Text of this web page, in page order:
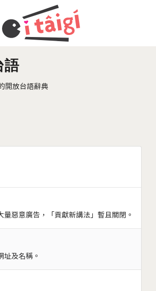
語
開放台語辭典
量惡意廣告，「貢獻新講法」暫且關閉。
址及名稱。